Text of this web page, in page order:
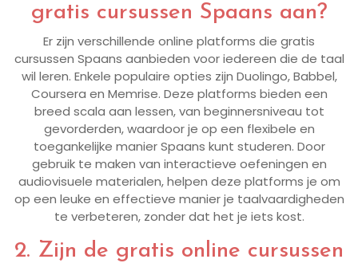
gratis cursussen Spaans aan?
Er zijn verschillende online platforms die gratis
cursussen Spaans aanbieden voor iedereen die de taal
wil leren. Enkele populaire opties zijn Duolingo, Babbel,
Coursera en Memrise. Deze platforms bieden een
breed scala aan lessen, van beginnersniveau tot
gevorderden, waardoor je op een flexibele en
toegankelijke manier Spaans kunt studeren. Door
gebruik te maken van interactieve oefeningen en
audiovisuele materialen, helpen deze platforms je om
op een leuke en effectieve manier je taalvaardigheden
te verbeteren, zonder dat het je iets kost.
2. Zijn de gratis online cursussen